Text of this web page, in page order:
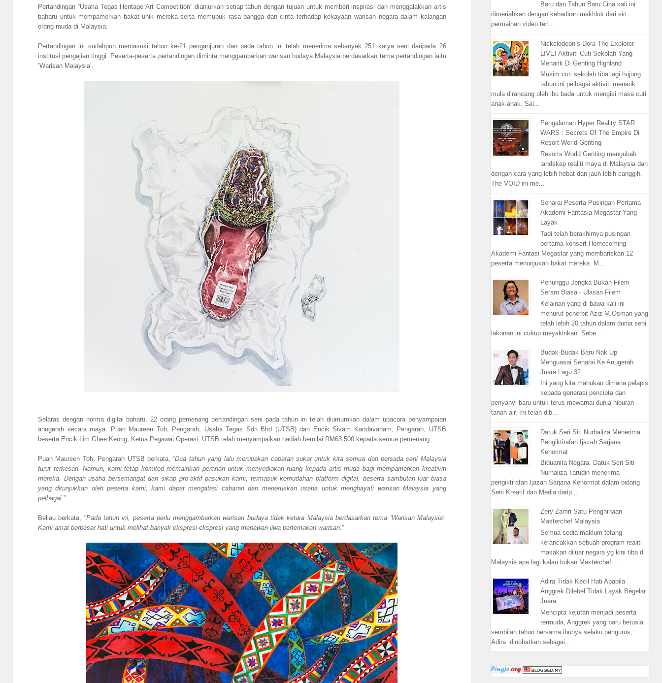
Pertandingan “Usaha Tegas Heritage Art Competition” dianjurkan setiap tahun dengan tujuan untuk memberi inspirasi dan menggalakkan artis
baharu untuk mempamerkan bakat unik mereka serta memupuk rasa bangga dan cinta terhadap kekayaan warisan negara dalam kalangan
orang muda di Malaysia.
Pertandingan ini sudahpun memasuki tahun ke-21 penganjuran dan pada tahun ini telah menerima sebanyak 251 karya seni daripada 26
institusi pengajian tinggi. Peserta-peserta pertandingan diminta menggambarkan warisan budaya Malaysia berdasarkan tema pertandingan iaitu
‘Warisan Malaysia’.
Selaras dengan norma digital baharu, 22 orang pemenang pertandingan seni pada tahun ini telah diumumkan dalam upacara penyampaian
anugerah secara maya. Puan Maureen Toh, Pengarah, Usaha Tegas Sdn Bhd (UTSB) dan Encik Sivam Kandavanam, Pengarah, UTSB
beserta Encik Lim Ghee Keong, Ketua Pegawai Operasi, UTSB telah menyampaikan hadiah bernilai RM63,500 kepada semua pemenang.
Puan Maureen Toh, Pengarah UTSB berkata, “Dua tahun yang lalu merupakan cabaran sukar untuk kita semua dan persada seni Malaysia
turut terkesan. Namun, kami tetap komited memainkan peranan untuk menyediakan ruang kepada artis muda bagi mempamerkan kreativiti
mereka. Dengan usaha bersemangat dan sikap pro-aktif pasukan kami, termasuk kemudahan platform digital, beserta sambutan luar biasa
yang ditunjukkan oleh peserta kami, kami dapat mengatasi cabaran dan meneruskan usaha untuk menghayati warisan Malaysia yang
pelbagai .”
Beliau berkata, “Pada tahun ini, peserta perlu menggambarkan warisan budaya tidak ketara Malaysia berdasarkan tema ‘Warisan Malaysia’.
Kami amat berbesar hati untuk melihat banyak ekspresi-ekspresi yang menawan jiwa bertemakan warisan. ”
Baru dan Tahun Baru Cina kali ini
dimeriahkan dengan kehadiran makhluk dari siri
permainan video terl...
Nickelodeon’s Dora The Explorer
LIVE! Aktiviti Cuti Sekolah Yang
Menarik Di Genting Highland
Musim cuti sekolah tiba lagi hujung
tahun ini pelbagai aktiviti menarik
mula dirancang oleh ibu bada untuk mengisi masa cuti
anak-anak. Sal...
Pengalaman Hyper Reality STAR
WARS : Secrets Of The Empire Di
Resort World Genting
Resorts World Genting mengubah
landskap realiti maya di Malaysia dan
dengan cara yang lebih hebat dan jauh lebih canggih.
The VOID ini me...
Senarai Peserta Pusingan Pertama
Akademi Fantasia Megastar Yang
Layak
Tadi telah berakhirnya pusingan
pertama konsert Homecoming
Akademi Fantasi Megastar yang membariskan 12
peserta menunjukan bakat mereka. M...
Penunggu Jengka Bukan Filem
Seram Biasa - Ulasan Filem
Kelainan yang di bawa kali ini
menurut penerbit Aziz M.Osman yang
telah lebih 20 tahun dalam dunia seni
lakonan ini cukup meyakinkan. Sebe...
Budak-Budak Baru Nak Up
Menguasai Senarai Ke Anugerah
Juara Lagu 32
Ini yang kita mahukan dimana pelapis
kepada generasi pencipta dan
penyanyi baru untuk terus mewarnai dunia hiburan
tanah air. Ini telah dib...
Datuk Seri Siti Nurhaliza Menerima
Pengiktirafan Ijazah Sarjana
Kehormat
Biduanita Negara, Datuk Seri Siti
Nurhaliza Tarudin menerima
pengiktirafan Ijazah Sarjana Kehormat dalam bidang
Seni Kreatif dan Media darip...
Zery Zamri Satu Penghinaan
Masterchef Malaysia
Semua sedia maklum tetang
kerancakkan sebuah program realiti
masakan diluar negara yg kini tiba di
Malaysia apa lagi kalau bukan Masterchef ...
Adira Tidak Kecil Hati Apabila
Anggrek Dilebel Tidak Layak Begelar
Juara
Mencipta kejutan menjadi peserta
termuda, Anggrek yang baru berusia
sembilan tahun bersama ibunya selaku pengurus,
Adira dinobatkan sebagai...